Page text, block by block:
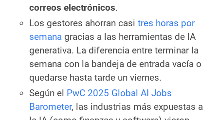
correos electrónicos.
Los gestores ahorran casi tres horas por
semana gracias a las herramientas de IA
generativa. La diferencia entre terminar la
semana con la bandeja de entrada vacía o
quedarse hasta tarde un viernes.
Según el PwC 2025 Global AI Jobs
Barometer, las industrias más expuestas a